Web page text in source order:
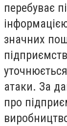
перебуває
значних
атаки. За
про